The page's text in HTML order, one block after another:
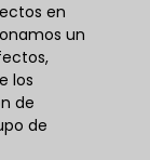
en
un
los
de
de